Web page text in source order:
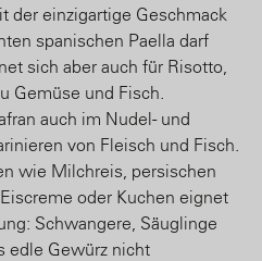
der einzigartige Geschmack
spanischen Paella darf
sich aber auch für Risotto,
Gemüse und Fisch.
auch im Nudel- und
von Fleisch und Fisch.
wie Milchreis, persischen
oder Kuchen eignet
Schwangere, Säuglinge
edle Gewürz nicht